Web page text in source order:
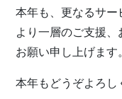
本年も、更なるサー
より一層のご支援、
お願い申し上げます。
本年もどうぞよろし